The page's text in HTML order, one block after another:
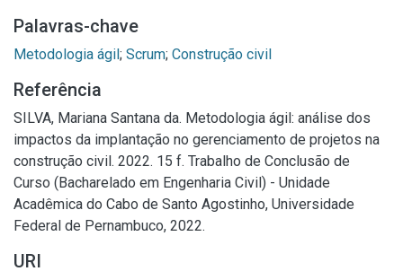
Palavras-chave
Metodologia ágil; Scrum; Construção civil
Referência
SILVA, Mariana Santana da. Metodologia ágil: análise dos
impactos da implantação no gerenciamento de projetos na
construção civil. 2022. 15 f. Trabalho de Conclusão de
Curso (Bacharelado em Engenharia Civil) - Unidade
Acadêmica do Cabo de Santo Agostinho, Universidade
Federal de Pernambuco, 2022.
URI